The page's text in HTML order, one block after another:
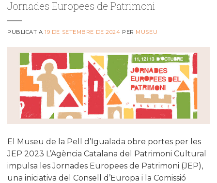
Jornades Europees de Patrimoni
PUBLICAT A19 DE SETEMBRE DE 2024 PER MUSEU
El Museu de la Pell d’Igualada obre portes per les
JEP 2023 L’Agència Catalana del Patrimoni Cultural
impulsa les Jornades Europees de Patrimoni (JEP),
una iniciativa del Consell d’Europa i la Comissió